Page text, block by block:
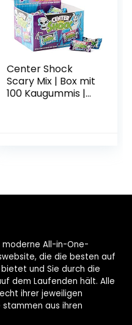
Center Shock
Scary Mix | Box mit
100 Kaugummis |
All-in-One-
die die besten auf
und Sie durch die
dem Laufenden hält. Alle
ihrer jeweiligen
aus ihren